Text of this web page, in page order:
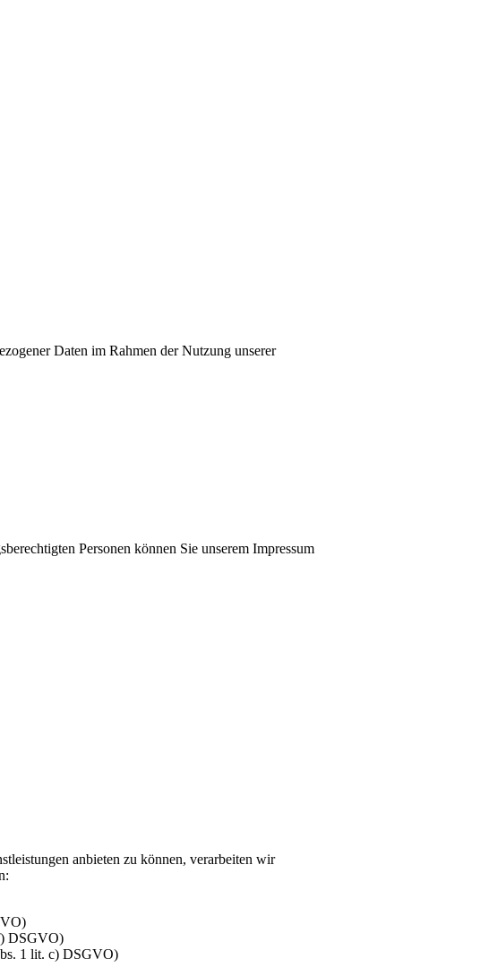
Daten im Rahmen der Nutzung unserer
Personen können Sie unserem Impressum
anbieten zu können, verarbeiten wir
DSGVO)
1 lit. c) DSGVO)